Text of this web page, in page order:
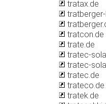
tratax.de
tratcon.de
trate.de
tratec-
tratec-
tratec.de
trateco.de
tratek.de